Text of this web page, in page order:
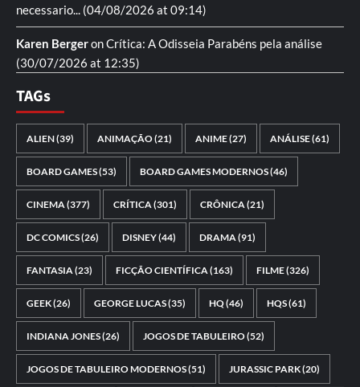
necessario... (04/08/2026 at 09:14)
Karen BergeronCrítica: A Odisseia Parabéns pela análise
(30/07/2026 at 12:35)
TAGs
ALIEN(39) ANIMAÇÃO(21) ANIME(27) ANÁLISE(61)
BOARD GAMES(53) BOARD GAMES MODERNOS(46)
CINEMA(377) CRÍTICA(301) CRÔNICA(21)
DC COMICS(26) DISNEY(44) DRAMA(91)
FANTASIA(23) FICÇÃO CIENTÍFICA(163) FILME(326)
GEEK(26) GEORGE LUCAS(35) HQ(46) HQS(61)
INDIANA JONES(26) JOGOS DE TABULEIRO(52)
JOGOS DE TABULEIRO MODERNOS(51) JURASSIC PARK(20)